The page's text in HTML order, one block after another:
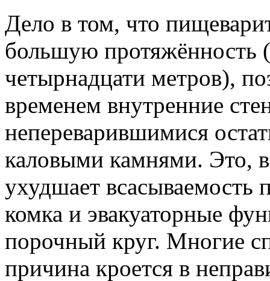
Дело в том, что
большую протяжённость
четырнадцати метров),
временем внутренние
непереварившимися
каловыми камнями. Это,
ухудшает
комка и эвакуаторные
порочный круг. Многие
причина кроется в